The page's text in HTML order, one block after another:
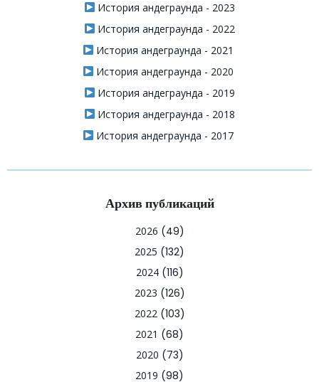
История андеграунда - 2023
История андеграунда - 2022
История андеграунда - 2021
История андеграунда - 2020
История андеграунда - 2019
История андеграунда - 2018
История андеграунда - 2017
Архив публикаций
2026 (49)
2025 (132)
2024(116)
2023 (126)
2022(103)
2021 (68)
2020 (73)
2019 (98)